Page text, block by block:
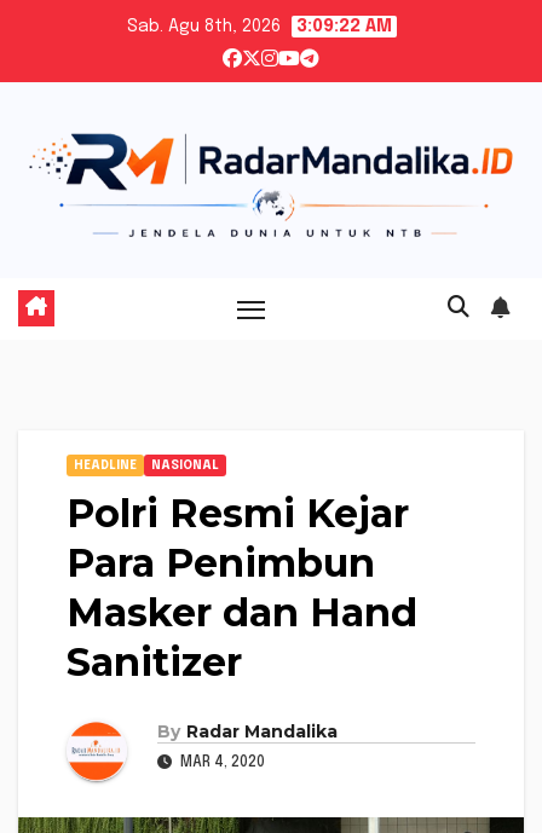
content
Sab. Agu 8th, 2026 3:09:23 AM
HEADLINE NASIONAL
Polri Resmi Kejar
Para Penimbun
Masker dan Hand
Sanitizer
By Radar Mandalika
MAR 4, 2020